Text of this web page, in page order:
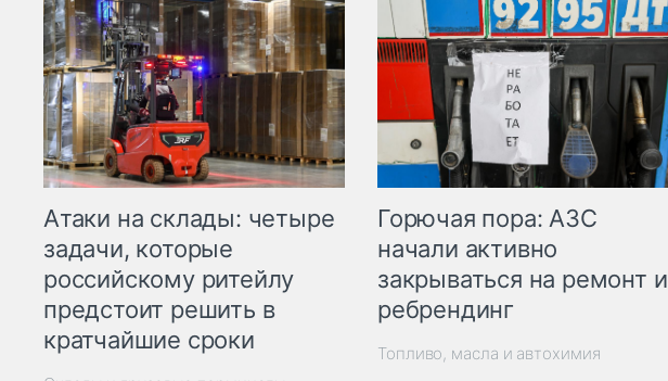
Атаки на склады: четыре
задачи, которые
российскому ритейлу
предстоит решить в
кратчайшие сроки
Горючая пора: АЗС
начали активно
закрываться на ремонт и
ребрендинг
Топливо, масла и автохимия